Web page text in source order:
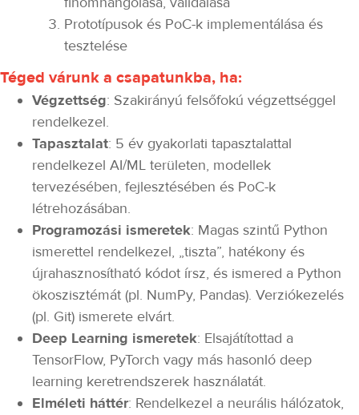
Prototípusok és PoC-k implementálása és
tesztelése
Téged várunk a csapatunkba, ha:
Végzettség: Szakirányú felsőfokú végzettséggel
rendelkezel.
Tapasztalat: 5 év gyakorlati tapasztalattal
rendelkezel AI/ML területen, modellek
tervezésében, fejlesztésében és PoC-k
létrehozásában.
Programozási ismeretek: Magas szintű Python
ismerettel rendelkezel, „tiszta”, hatékony és
újrahasznosítható kódot írsz, és ismered a Python
ökoszisztémát (pl. NumPy, Pandas). Verziókezelés
(pl. Git) ismerete elvárt.
Deep Learning ismeretek: Elsajátítottad a
TensorFlow, PyTorch vagy más hasonló deep
learning keretrendszerek használatát.
Elméleti háttér: Rendelkezel a neurális hálózatok,